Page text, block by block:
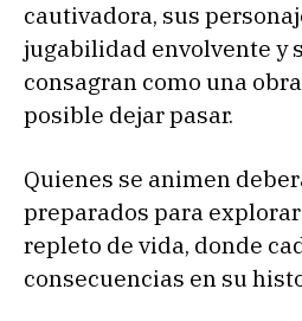
cautivadora, sus
jugabilidad envolvente y
consagran como una
posible dejar pasar.
Quienes se animen
preparados para
repleto de vida, donde
consecuencias en su